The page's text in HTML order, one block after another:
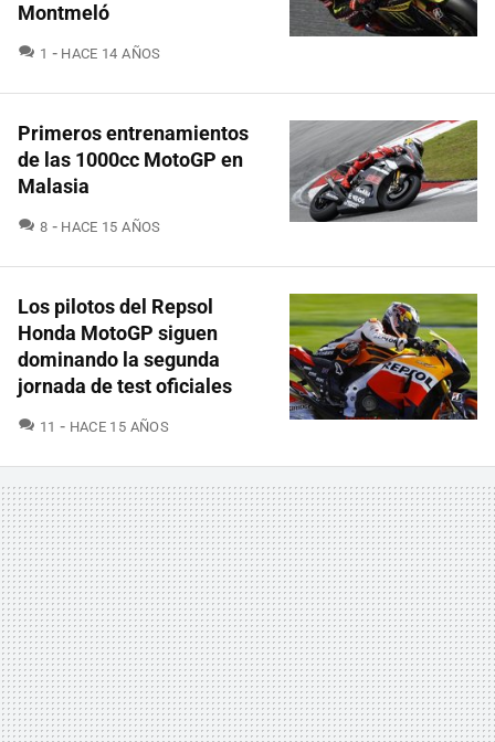
Montmeló
1 COMENTARIOS
HACE 14 AÑOS
Primeros entrenamientos
de las 1000cc MotoGP en
Malasia
8 COMENTARIOS
HACE 15 AÑOS
Los pilotos del Repsol
Honda MotoGP siguen
dominando la segunda
jornada de test oficiales
11 COMENTARIOS
HACE 15 AÑOS